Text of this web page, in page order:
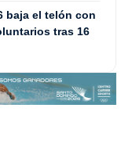
baja el telón con
tras 16